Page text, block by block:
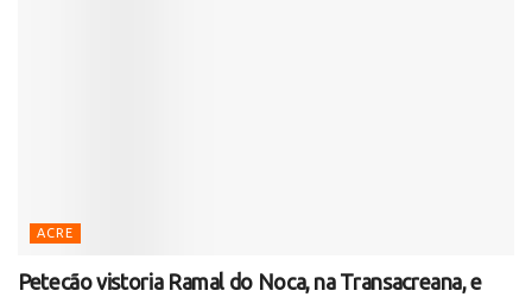
ACRE
Petecão vistoria Ramal do Noca, na Transacreana, e